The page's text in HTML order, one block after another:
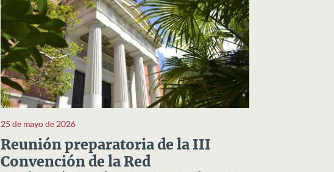
25 de mayo de 2026
Reunión preparatoria de la III
Convención de la Red